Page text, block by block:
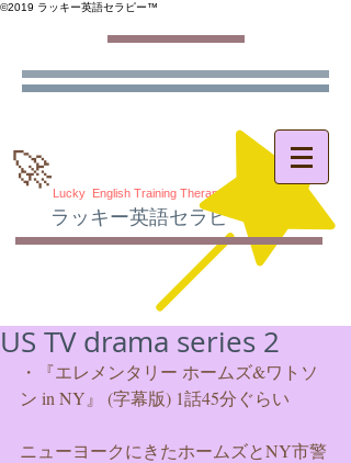
©️2019 ラッキー英語セラピー™️
Lucky English Training Therapy
ラッキー英語セラピー
🚀
US TV drama series 2
・『エレメンタリー ホームズ&ワトソ
ン in NY』 (字幕版) 1話45分ぐらい
ニューヨークにきたホームズとNY市警